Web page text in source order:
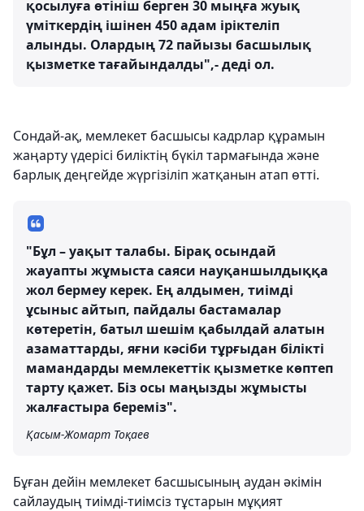
қосылуға өтініш берген 30 мыңға жуық
үміткердің ішінен 450 адам іріктеліп
алынды. Олардың 72 пайызы басшылық
қызметке тағайындалды",- деді ол.
Сондай-ақ, мемлекет басшысы кадрлар құрамын
жаңарту үдерісі биліктің бүкіл тармағында және
барлық деңгейде жүргізіліп жатқанын атап өтті.
"Бұл – уақыт талабы. Бірақ осындай
жауапты жұмыста саяси науқаншылдыққа
жол бермеу керек. Ең алдымен, тиімді
ұсыныс айтып, пайдалы бастамалар
көтеретін, батыл шешім қабылдай алатын
азаматтарды, яғни кәсіби тұрғыдан білікті
мамандарды мемлекеттік қызметке көптеп
тарту қажет. Біз осы маңызды жұмысты
жалғастыра береміз".
Қасым-Жомарт Тоқаев
Бұған дейін мемлекет басшысының аудан әкімін
сайлаудың тиімді-тиімсіз тұстарын мұқият